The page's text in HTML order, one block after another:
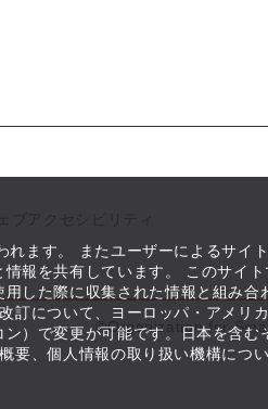
ます。 またユーザーによるサイト
報を共有しています。 このサイト
した際に収集された情報と組み合
訂について、ヨーロッパ・アメリカ
）で変更が可能です。日本を含む
要、個人情報の取り扱い機構につい
©Organization for